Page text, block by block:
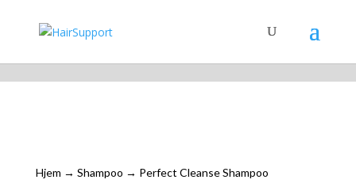
Hjem → Shampoo → Perfect Cleanse Shampoo